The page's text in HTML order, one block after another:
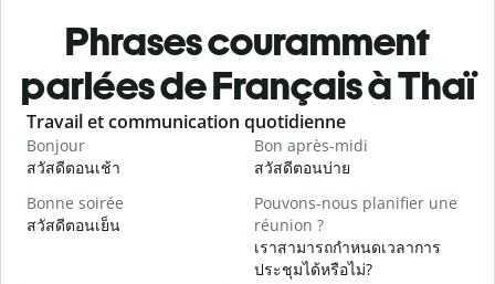
Phrases couramment
parlées de Français à Thaï
Slide 1 of 6
Travail et communication quotidienne
Bonjour
สวัสดีตอนเช้า
Bon après-midi
สวัสดีตอนบ่าย
Bonne soirée
สวัสดีตอนเย็น
Pouvons-nous planifier une
réunion ?
เราสามารถกำหนดเวลาการ
ประชุมได้หรือไม่?